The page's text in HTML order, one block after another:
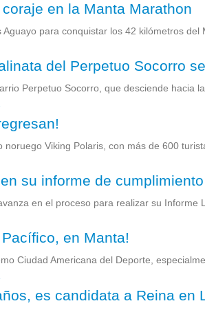
en la Manta Marathon
Aguayo para conquistar los 42 kilómetros
del Perpetuo Socorro
Perpetuo Socorro, que desciende hacia
noruego Viking Polaris, con más de 600
su informe de
en el proceso para realizar su Informe
en Manta!
Ciudad Americana del Deporte,
es candidata a Reina